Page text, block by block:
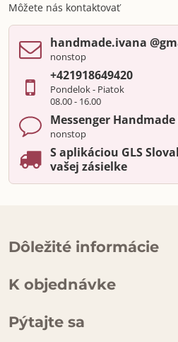
Môžete nás kontaktovať
handmade​.ivana
nonstop
+421918649420
Pondelok - Piatok
08.00 - 16.00
Messenger
nonstop
S aplikáciou GLS
vašej zásielke
Dôležité informácie
K objednávke
Pýtajte sa